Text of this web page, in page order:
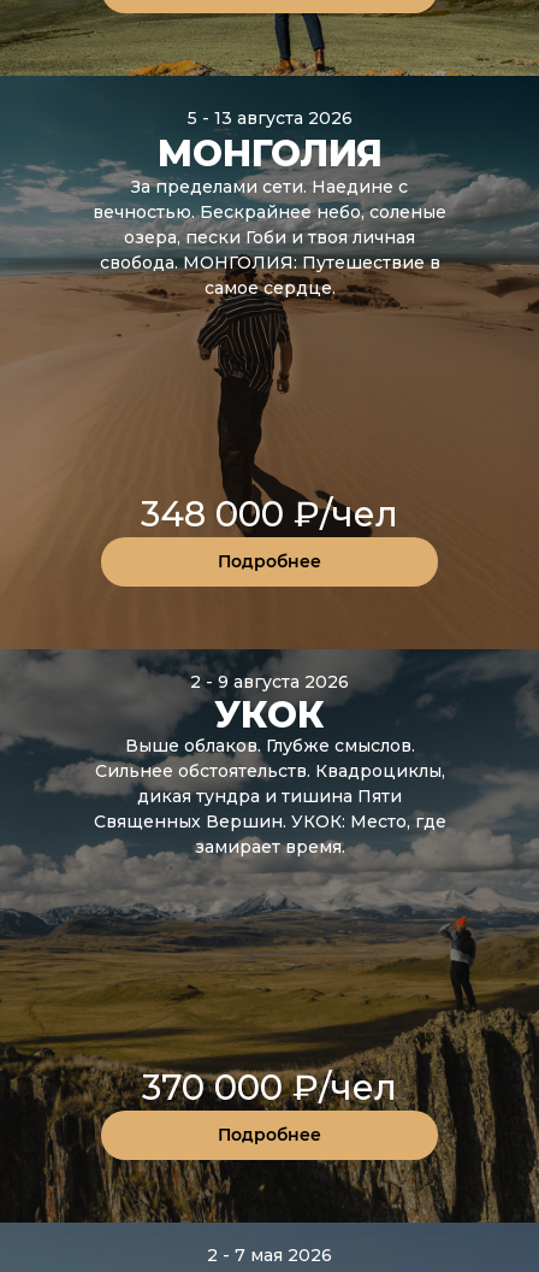
МОНГОЛИЯ
348 000 ₽/чел
Подробнее
За пределами сети. Наедине с
вечностью. Бескрайнее небо, соленые
озера, пески Гоби и твоя личная
свобода. МОНГОЛИЯ: Путешествие в
самое сердце.
5 - 13 августа 2026
УКОК
370 000 ₽/чел
Подробнее
Выше облаков. Глубже смыслов.
Сильнее обстоятельств. Квадроциклы,
дикая тундра и тишина Пяти
Священных Вершин. УКОК: Место, где
замирает время.
2 - 9 августа 2026
2 - 7 мая 2026